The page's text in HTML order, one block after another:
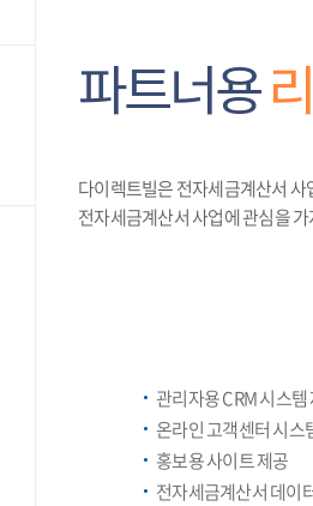
파트너용
다이렉트빌은 전자세금계산서
전자세금계산서 사업에 관심을
관리자용 CRM 시스템
온라인 고객센터 시스
홍보용 사이트 제공
전자세금계산서 데이